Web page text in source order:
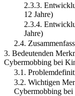
2.3.3.
12 Jahre)
2.3.4.
Jahre)
2.4.
3. Bedeutenden
Cybermobbing bei
3.1.
3.2. Wichtigen
Cybermobbing